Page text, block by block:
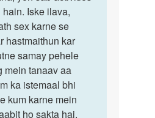
Iske ilava,
sex karne se
hastmaithun kar
samay pehele
mein tanaav aa
ka istemaal bhi
kum karne mein
ho sakta hai.